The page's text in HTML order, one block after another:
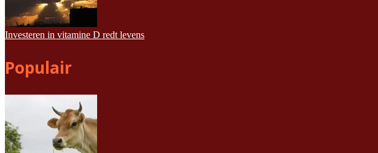
Investeren in vitamine D redt levens
Populair